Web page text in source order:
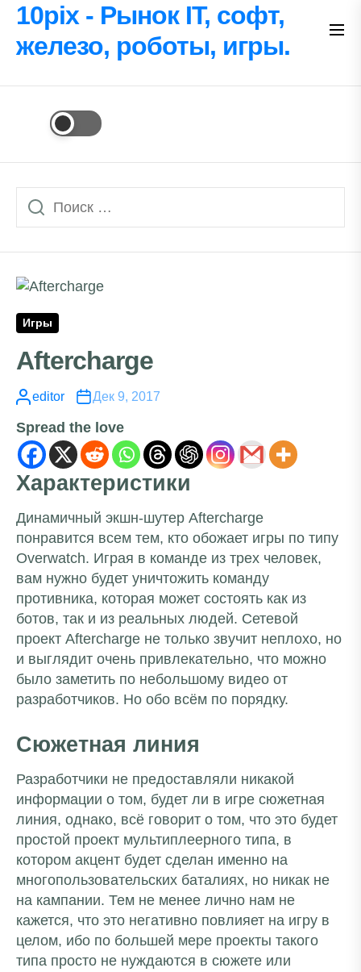
Перейти
содержимому
10pix - Рынок IT, софт,
железо, роботы, игры.
Игры
Aftercharge
editor Дек 9, 2017
Spread the love
Характеристики
Динамичный экшн-шутер Aftercharge
понравится всем тем, кто обожает игры по типу
Overwatch. Играя в команде из трех человек,
вам нужно будет уничтожить команду
противника, которая может состоять как из
ботов, так и из реальных людей. Сетевой
проект Aftercharge не только звучит неплохо, но
и выглядит очень привлекательно, что можно
было заметить по небольшому видео от
разработчиков. Но обо всём по порядку.
Сюжетная линия
Разработчики не предоставляли никакой
информации о том, будет ли в игре сюжетная
линия, однако, всё говорит о том, что это будет
простой проект мультиплеерного типа, в
котором акцент будет сделан именно на
многопользовательских баталиях, но никак не
на кампании. Тем не менее лично нам не
кажется, что это негативно повлияет на игру в
целом, ибо по большей мере проекты такого
типа просто не нуждаются в сюжете или